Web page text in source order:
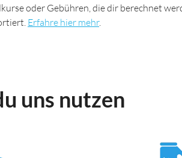
oder Gebühren, die dir berechnet
Erfahre hier mehr.
uns nutzen